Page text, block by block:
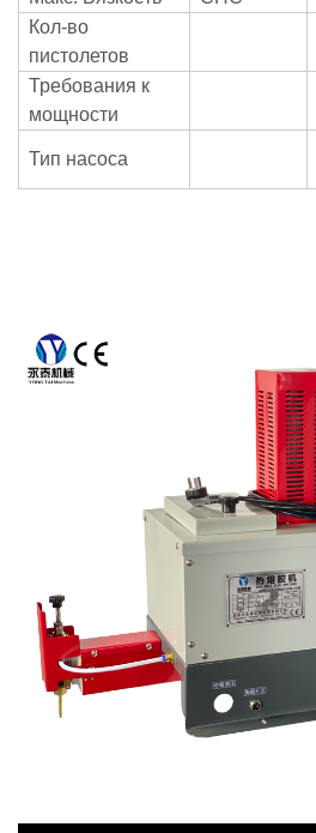
Кол-во
пистолетов
Требования к
мощности
Тип насоса